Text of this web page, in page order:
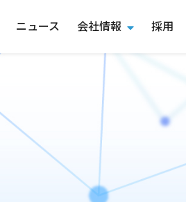
ニュース 会社情報 採用